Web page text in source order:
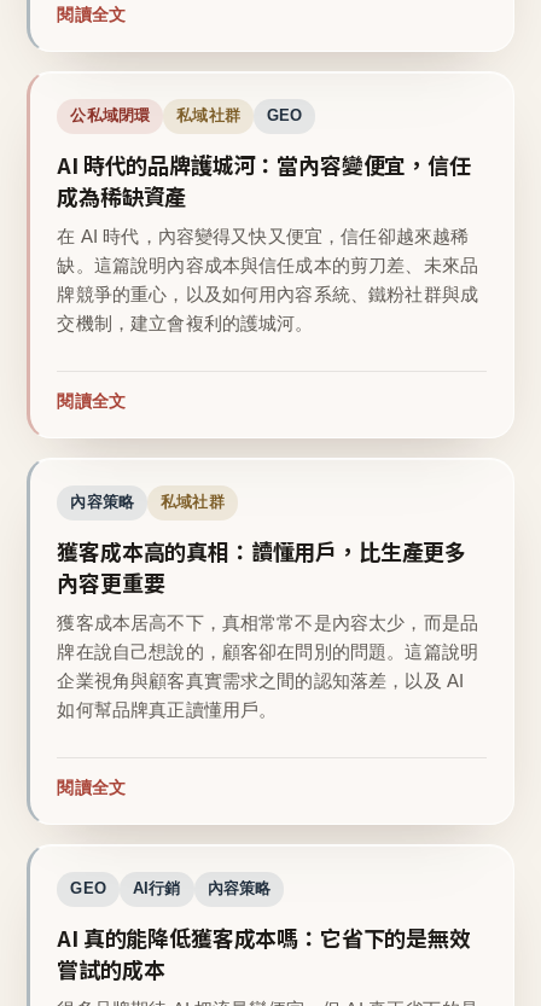
閱讀全文
公私域閉環 私域社群 GEO
AI 時代的品牌護城河：當內容變便宜，信任
成為稀缺資產
在 AI 時代，內容變得又快又便宜，信任卻越來越稀
缺。這篇說明內容成本與信任成本的剪刀差、未來品
牌競爭的重心，以及如何用內容系統、鐵粉社群與成
交機制，建立會複利的護城河。
閱讀全文
內容策略 私域社群
獲客成本高的真相：讀懂用戶，比生產更多
內容更重要
獲客成本居高不下，真相常常不是內容太少，而是品
牌在說自己想說的，顧客卻在問別的問題。這篇說明
企業視角與顧客真實需求之間的認知落差，以及 AI
如何幫品牌真正讀懂用戶。
閱讀全文
GEO AI行銷 內容策略
AI 真的能降低獲客成本嗎：它省下的是無效
嘗試的成本